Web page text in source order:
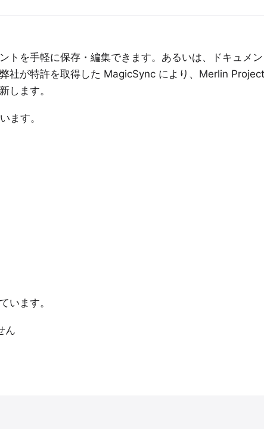
トを手軽に保存・編集できます。あるいは、ドキュメン
社が特許を取得した MagicSync により、Merlin
します。
ます。
います。
ん